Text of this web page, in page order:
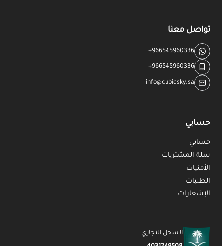
تواصل معنا
+966545960336
+966545960336
info@cubicsky.sa
حسابي
حسابي
سلة المشتريات
الأمنيات
الطلبات
الإشعارات
السجل التجاري